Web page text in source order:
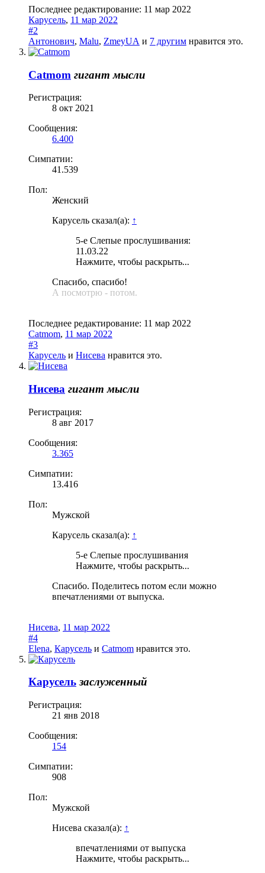
Последнее редактирование: 11 мар 2022
Карусель, 11 мар 2022
#2
Антонович, Malu, ZmeyUA и 7 другим нравится это.
Catmom гигант мысли
Регистрация:
8 окт 2021
Сообщения:
6.400
Симпатии:
41.539
Пол:
Женский
Карусель сказал(а): ↑
5-е Слепые прослушивания:
11.03.22
Нажмите, чтобы раскрыть...
Спасибо, спасибо!
А посмотрю - потом.
Последнее редактирование: 11 мар 2022
Catmom, 11 мар 2022
#3
Карусель и Нисева нравится это.
Нисева гигант мысли
Регистрация:
8 авг 2017
Сообщения:
3.365
Симпатии:
13.416
Пол:
Мужской
Карусель сказал(а): ↑
5-е Слепые прослушивания
Нажмите, чтобы раскрыть...
Спасибо. Поделитесь потом если можно
впечатлениями от выпуска.
Нисева, 11 мар 2022
#4
Elena, Карусель и Catmom нравится это.
Карусель заслуженный
Регистрация:
21 янв 2018
Сообщения:
154
Симпатии:
908
Пол:
Мужской
Нисева сказал(а): ↑
впечатлениями от выпуска
Нажмите, чтобы раскрыть...